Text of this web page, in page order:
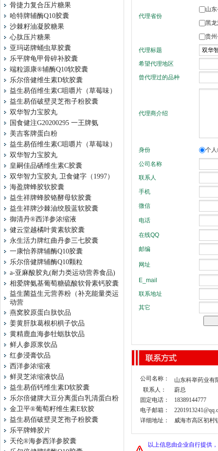
骨捷力复合压片糖果
哈特牌辅酶Q10胶囊
沙棘籽油凝胶糖果
心肽压片糖果
亚玛诺牌蛹虫草胶囊
乐平牌龟甲骨碎补胶囊
端粒源康®辅酶Q10软胶囊
乐尔倍健维生素D软胶囊
益生易佰维生素C咀嚼片（草莓味）
益生易佰破壁灵芝孢子粉胶囊
双华智力宝胶丸
国食健注G20200295 一王牌氨
美吉客牌蛋白粉
益生易佰维生素C咀嚼片（草莓味）
双华智力宝胶丸
皇嗣佳品硒维生素C胶囊
双华智力宝胶丸 卫食健字（1997）
海盈牌蜂胶软胶囊
益生祥牌蜂胶铬酵母软胶囊
益生祥牌沙棘油绞股蓝软胶囊
御清丹®西洋参浓缩液
健云堂越橘叶黄素软胶囊
永生活力牌红曲丹参三七胶囊
一康怡养牌辅酶Q10胶囊
乐尔倍健牌辅酶Q10颗粒
a-亚麻酸胶丸(耐力类运动营养食品)
相爱牌氨基葡萄糖硫酸软骨素钙胶囊
益生菌益生元营养粉（补充能量类运
动营
燕窝胶原蛋白肽饮品
姜黄肝肽葛根枳椇子饮品
黄精鹿血海参牡蛎肽饮品
鲜人参原浆饮品
红参浸膏饮品
西洋参浓缩液
鲜灵芝浓缩液饮品
益生易佰钙维生素D软胶囊
乐尔倍健牌大豆分离蛋白乳清蛋白粉
金卫平®葡萄籽维生素E软胶
益生易佰破壁灵芝孢子粉胶囊
乐平牌蜂胶片
天伦®海参西洋参胶囊
公司名称：
山东科举药业有
联系人：
蔚总
固定电话：
18389144777
电子邮箱：
详细地址：
威海市高区初村
以上信息由企业自行提供